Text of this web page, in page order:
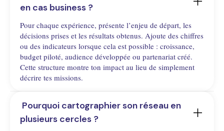
en cas business ?
Pour chaque expérience, présente l’enjeu de départ, les
décisions prises et les résultats obtenus. Ajoute des chiffres
ou des indicateurs lorsque cela est possible : croissance,
budget piloté, audience développée ou partenariat créé.
Cette structure montre ton impact au lieu de simplement
décrire tes missions.
plusieurs cercles ?